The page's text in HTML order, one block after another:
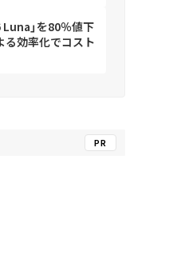
Luna」を80％値下
効率化でコスト
PR